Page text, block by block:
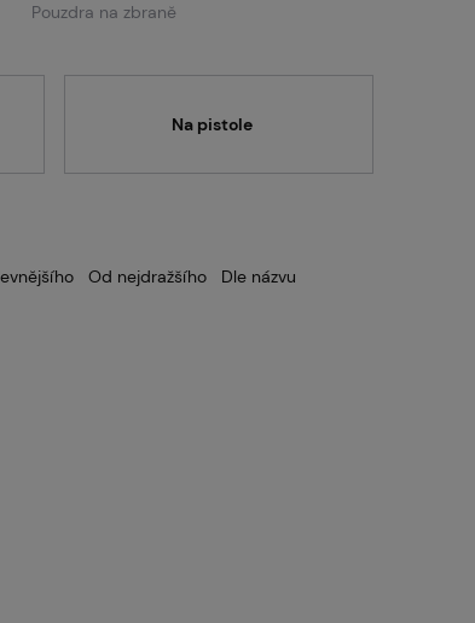
Pouzdra na zbraně
Na pistole
Od nejdražšího Dle názvu